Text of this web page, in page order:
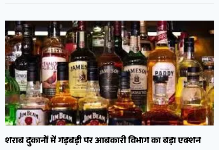
शराब दुकानों में गड़बड़ी पर आबकारी विभाग का बड़ा एक्शन